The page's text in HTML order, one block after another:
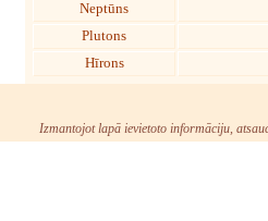
Neptūns
Plutons
Hīrons
Izmantojot lapā ievietoto informāciju,